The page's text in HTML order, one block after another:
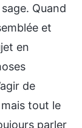
Quand
et
en
de
tout le
parler